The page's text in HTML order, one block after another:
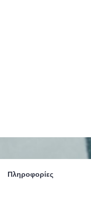
Πληροφορίες